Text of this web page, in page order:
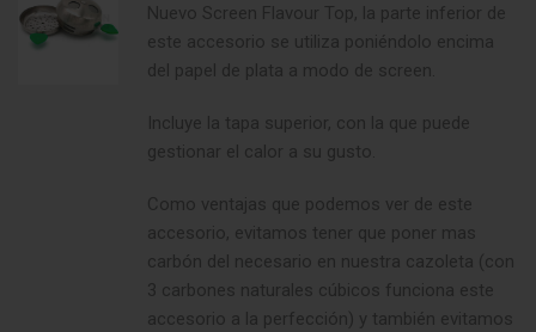
Nuevo Screen Flavour Top, la parte inferior de
este accesorio se utiliza poniéndolo encima
del papel de plata a modo de screen.
Incluye la tapa superior, con la que puede
gestionar el calor a su gusto.
Como ventajas que podemos ver de este
accesorio, evitamos tener que poner mas
carbón del necesario en nuestra cazoleta (con
3 carbones naturales cúbicos funciona este
accesorio a la perfección) y también evitamos